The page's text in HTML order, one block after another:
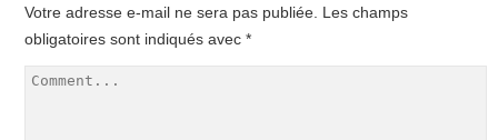
Votre adresse e-mail ne sera pas publiée. Les champs
obligatoires sont indiqués avec*